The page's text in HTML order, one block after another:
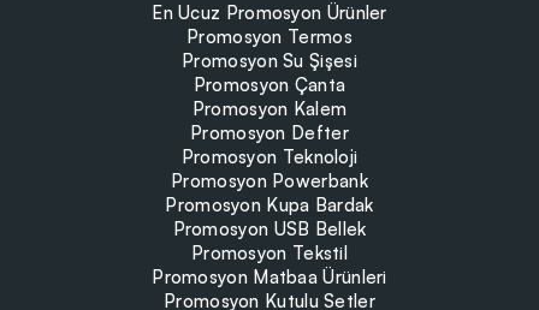
En Ucuz Promosyon Ürünler
Promosyon Termos
Promosyon Su Şişesi
Promosyon Çanta
Promosyon Kalem
Promosyon Defter
Promosyon Teknoloji
Promosyon Powerbank
Promosyon Kupa Bardak
Promosyon USB Bellek
Promosyon Tekstil
Promosyon Matbaa Ürünleri
Promosyon Kutulu Setler